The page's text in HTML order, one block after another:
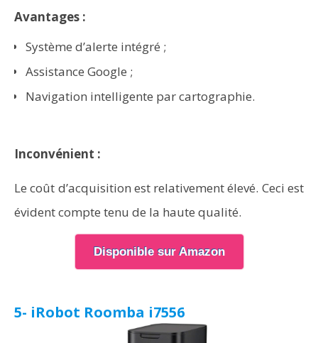
Avantages :
Système d’alerte intégré ;
Assistance Google ;
Navigation intelligente par cartographie.
Inconvénient :
Le coût d’acquisition est relativement élevé. Ceci est
évident compte tenu de la haute qualité.
Disponible sur Amazon
5- iRobot Roomba i7556